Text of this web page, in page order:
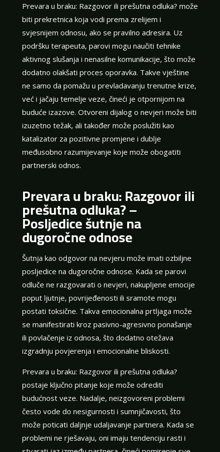
Prevara u braku: Razgovor ili prešutna odluka? može
biti prekretnica koja vodi prema zrelijem i
svjesnijem odnosu, ako se pravilno adresira. Uz
podršku terapeuta, parovi mogu naučiti tehnike
aktivnog slušanja i nenasilne komunikacije, što može
dodatno olakšati proces oporavka. Takve vještine
ne samo da pomažu u prevladavanju trenutne krize,
već i jačaju temelje veze, čineći je otpornijom na
buduće izazove. Otvoreni dijalog o nevjeri može biti
izuzetno težak, ali također može poslužiti kao
katalizator za pozitivne promjene i dublje
međusobno razumijevanje koje može obogatiti
partnerski odnos.
Prevara u braku: Razgovor ili
prešutna odluka? –
Posljedice šutnje na
dugoročne odnose
Šutnja kao odgovor na nevjeru može imati ozbiljne
posljedice na dugoročne odnose. Kada se parovi
odluče ne razgovarati o nevjeri, nakupljene emocije
poput ljutnje, povrijeđenosti ili sramote mogu
postati toksične. Takva emocionalna prtljaga može
se manifestirati kroz pasivno-agresivno ponašanje
ili povlačenje iz odnosa, što dodatno otežava
izgradnju povjerenja i emocionalne bliskosti.
Prevara u braku: Razgovor ili prešutna odluka?
postaje ključno pitanje koje može odrediti
budućnost veze. Nadalje, neizgovoreni problemi
često vode do nesigurnosti i sumnjičavosti, što
može poticati daljnje udaljavanje partnera. Kada se
problemi ne rješavaju, oni imaju tendenciju rasti i